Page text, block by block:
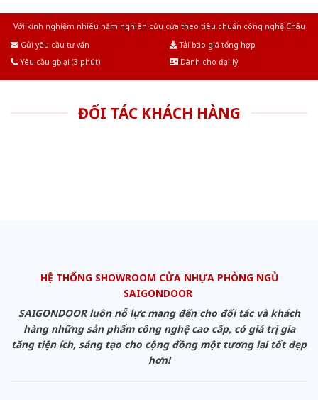
Với kinh nghiệm nhiêu năm nghiên cứu cửa theo tiêu chuẩn công nghệ Châu
Gửi yêu cầu tư vấn
Tải báo giá tổng hợp
Yêu cầu gọi lại (3 phút)
Dành cho đại lý
ĐỐI TÁC KHÁCH HÀNG
HỆ THỐNG SHOWROOM CỬA NHỰA PHÒNG NGỦ
SAIGONDOOR
SAIGONDOOR luôn nỗ lực mang đến cho đối tác và khách
hàng những sản phẩm công nghệ cao cấp, có giá trị gia
tăng tiện ích, sáng tạo cho cộng đồng một tương lai tốt đẹp
hơn!